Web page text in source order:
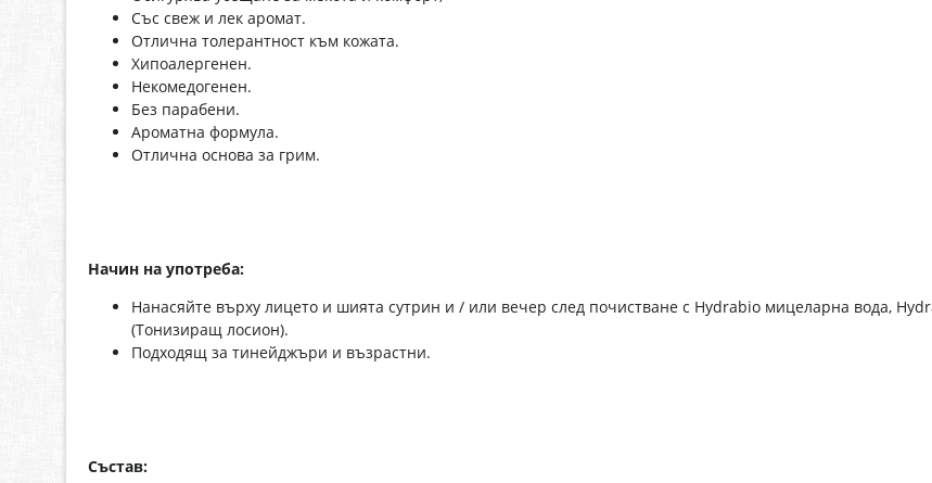
Със свеж и лек аромат.
Отлична толерантност към кожата.
Хипоалергенен.
Некомедогенен.
Без парабени.
Ароматна формула.
Отлична основа за грим.
Начин на употреба:
Нанасяйте върху лицето и шията сутрин и / или вечер след почистване с Hydrabio мицеларна вода,
(Тонизиращ лосион).
Подходящ за тинейджъри и възрастни.
Състав: